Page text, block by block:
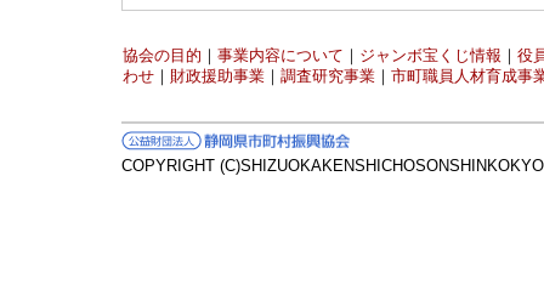
協会の目的 ｜ 事業内容について ｜ ジャンボ宝くじ情報 ｜ 役
わせ ｜ 財政援助事業 ｜ 調査研究事業 ｜ 市町職員人材育成事
COPYRIGHT